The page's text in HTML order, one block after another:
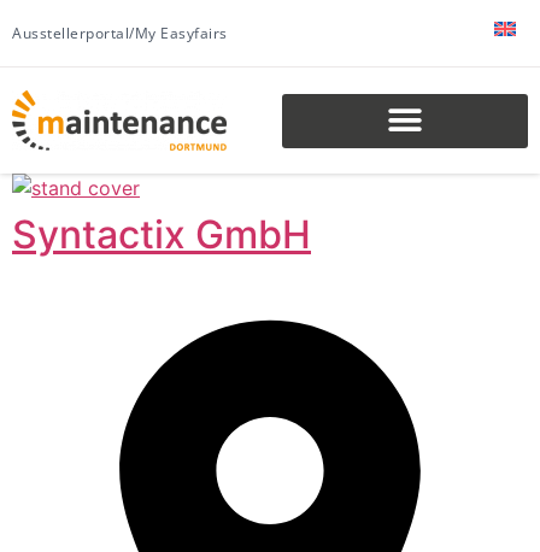
Ausstellerportal/My Easyfairs
Syntactix GmbH